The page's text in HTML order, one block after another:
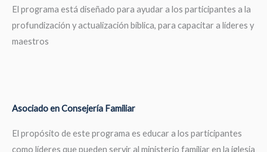
El programa está diseñado para ayudar a los participantes a la
profundización y actualización bíblica, para capacitar a líderes y
maestros
Asociado en Consejería Familiar
El propósito de este programa es educar a los participantes
como líderes que pueden servir al ministerio familiar en la iglesia